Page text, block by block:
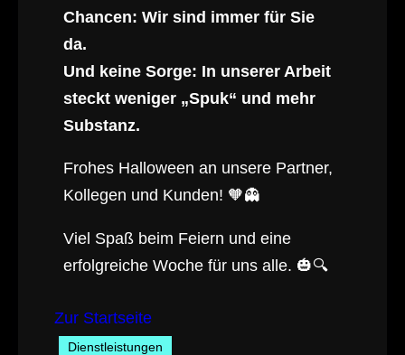
Chancen: Wir sind immer für Sie
da.
Und keine Sorge: In unserer Arbeit
steckt weniger „Spuk“ und mehr
Substanz.
Frohes Halloween an unsere Partner,
Kollegen und Kunden! 🧡👻
Viel Spaß beim Feiern und eine
erfolgreiche Woche für uns alle. 🎃🔍
Zur Startseite
Dienstleistungen